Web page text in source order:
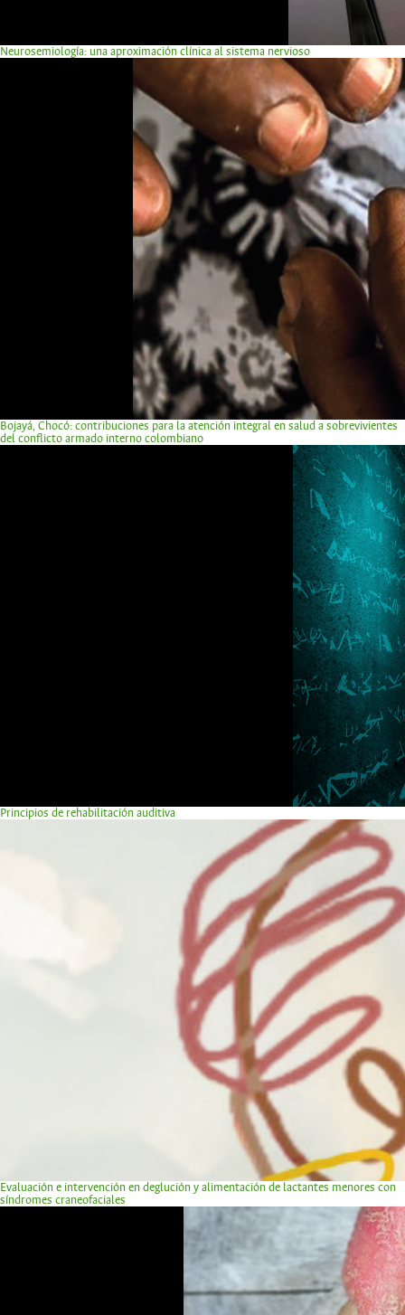
Neurosemiología: una aproximación clínica al sistema nervioso
Bojayá, Chocó: contribuciones para la atención integral en salud a sobrevivientes
del conflicto armado interno colombiano
Principios de rehabilitación auditiva
Evaluación e intervención en deglución y alimentación de lactantes menores con
síndromes craneofaciales